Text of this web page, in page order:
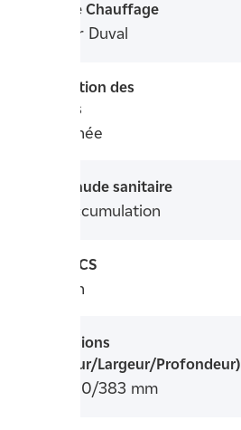
Marque Chauffage
Saunier Duval
Evacuation des
fumées
Cheminée
Eau chaude sanitaire
Mini-accumulation
Débit ECS
12 l/min
Dimensions
(Hauteur/Largeur/Profondeur)
740/410/383 mm